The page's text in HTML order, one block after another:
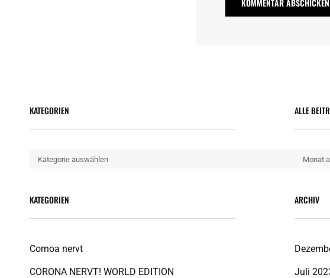
KATEGORIEN
Kategorien
KATEGORIEN
Cornoa nervt
CORONA NERVT! WORLD EDITION
ALLE
Alle
ARCHIV
Juli